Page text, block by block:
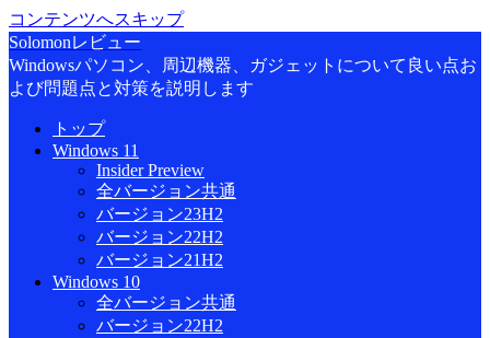
コンテンツへスキップ
Solomonレビュー
Windowsパソコン、周辺機器、ガジェットについて良い点お
よび問題点と対策を説明します
トップ
Windows 11
Insider Preview
全バージョン共通
バージョン23H2
バージョン22H2
バージョン21H2
Windows 10
全バージョン共通
バージョン22H2